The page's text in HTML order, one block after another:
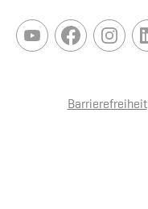
Barrierefreiheit